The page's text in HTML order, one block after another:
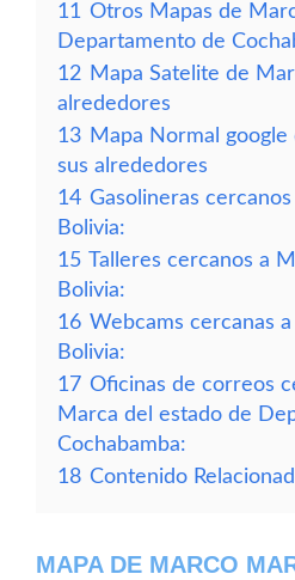
11 Otros Mapas de
Departamento de
12 Mapa Satelite de
alrededores
13 Mapa Normal
sus alrededores
14 Gasolineras
Bolivia:
15 Talleres cercanos a
Bolivia:
16 Webcams cercanas
Bolivia:
17 Oficinas de correos
Marca del estado de
Cochabamba:
18 Contenido
MAPA DE MARCO